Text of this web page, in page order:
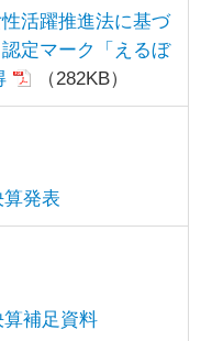
活躍推進法に基づ
定マーク「えるぼ
（282KB）
発表
補足資料